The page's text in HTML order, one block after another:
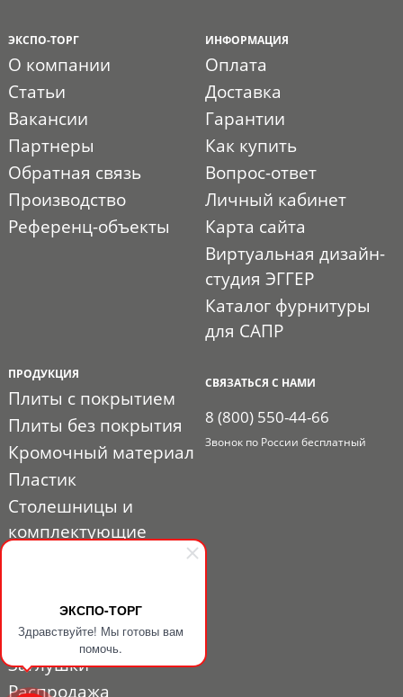
ЭКСПО-ТОРГ
Здравствуйте! Мы готовы вам
помочь.
ЭКСПО-ТОРГ
О компании
Статьи
Вакансии
Партнеры
Обратная связь
Производство
Референц-объекты
ИНФОРМАЦИЯ
Оплата
Доставка
Гарантии
Как купить
Вопрос-ответ
Личный кабинет
Карта сайта
Виртуальная дизайн-
студия ЭГГЕР
Каталог фурнитуры
для САПР
ПРОДУКЦИЯ
Плиты с покрытием
Плиты без покрытия
Кромочный материал
Пластик
Столешницы и
комплектующие
Расходные материалы
Выставочный профиль
и фурнитура
Заглушки
Распродажа
СВЯЗАТЬСЯ С НАМИ
8 (800) 550-44-66
Звонок по России бесплатный